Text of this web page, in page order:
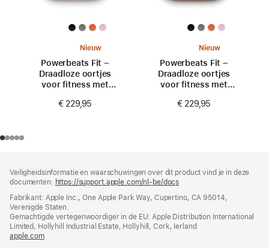
Nieuw
Powerbeats Fit –
Draadloze oortjes
voor fitness met
Krachtig roze
€ 229,95
Nieuw
Powerbeats Fit –
Draadloze oortjes
voor fitness met
Sprankelend oranje
€ 229,95
Veiligheidsinformatie en waarschuwingen over dit product vind je in deze
documenten: https://support.apple.com/nl-be/docs
nieuw
geopend)
Fabrikant: Apple Inc., One Apple Park Way, Cupertino, CA 95014,
Verenigde Staten.
Gemachtigde vertegenwoordiger in de EU: Apple Distribution International
Limited, Hollyhill Industrial Estate, Hollyhill, Cork, Ierland
apple.com(wordt